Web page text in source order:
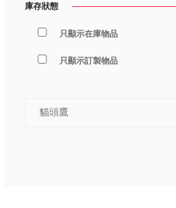
庫存狀態
只顯示在庫物品
只顯示訂製物品